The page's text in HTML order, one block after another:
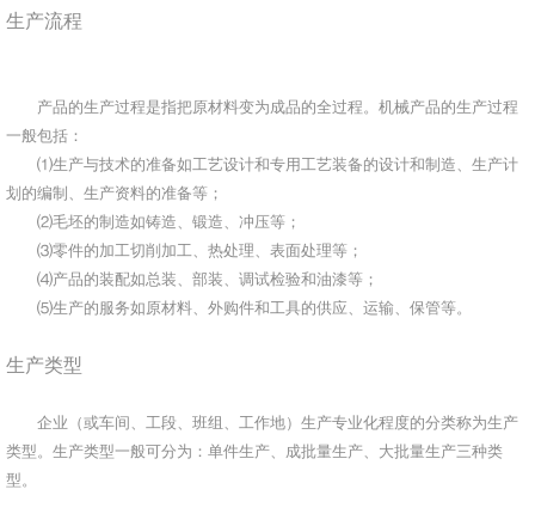
生产流程
产品的生产过程是指把原材料变为成品的全过程。机械产品的生产过程
一般包括：
⑴生产与技术的准备如工艺设计和专用工艺装备的设计和制造、生产计
划的编制、生产资料的准备等；
⑵毛坯的制造如铸造、锻造、冲压等；
⑶零件的加工切削加工、热处理、表面处理等；
⑷产品的装配如总装、部装、调试检验和油漆等；
⑸生产的服务如原材料、外购件和工具的供应、运输、保管等。
生产类型
企业（或车间、工段、班组、工作地）生产专业化程度的分类称为生产
类型。生产类型一般可分为：单件生产、成批量生产、大批量生产三种类
型。